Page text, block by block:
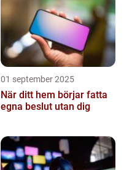
01 september 2025
När ditt hem börjar fatta
egna beslut utan dig